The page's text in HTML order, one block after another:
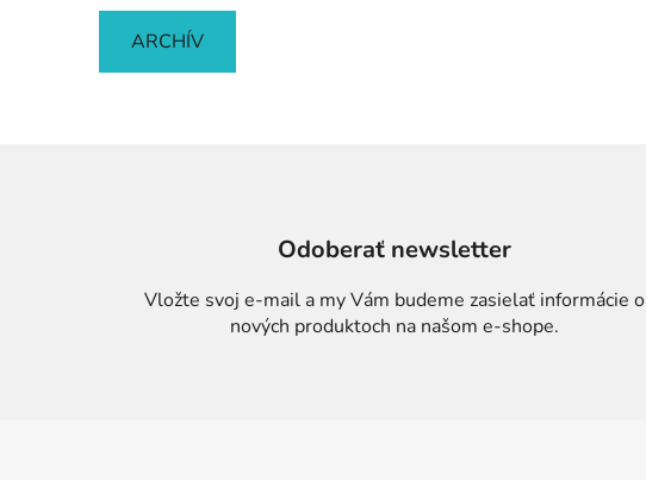
ARCHÍV
Odoberať newsletter
Vložte svoj e-mail a my Vám budeme zasielať informácie o
nových produktoch na našom e-shope.